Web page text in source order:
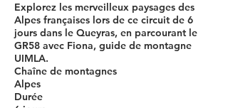
Explorez les merveilleux paysages des
Alpes françaises lors de ce circuit de 6
jours dans le Queyras, en parcourant le
GR58 avec Fiona, guide de montagne
UIMLA.
Chaîne de montagnes
Alpes
Durée